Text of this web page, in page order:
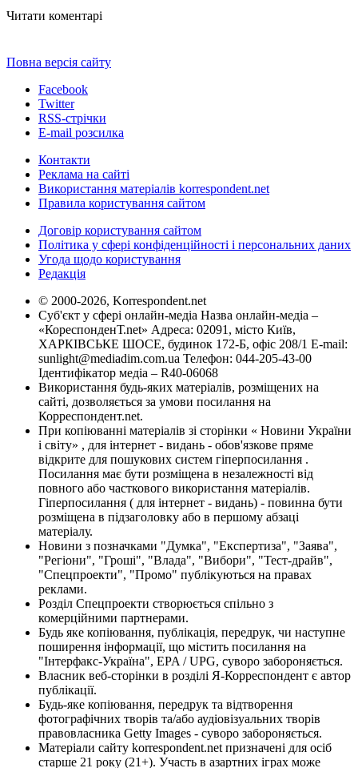
Читати коментарі
Повна версія сайту
Facebook
Twitter
RSS-стрічки
E-mail розсилка
Контакти
Реклама на сайті
Використання матеріалів korrespondent.net
Правила користування сайтом
Договір користування сайтом
Політика у сфері конфіденційності і персональних даних
Угода щодо користування
Редакція
© 2000-2026, Korrespondent.net
Суб'єкт у сфері онлайн-медіа Назва онлайн-медіа –
«КореспонденТ.net» Адреса: 02091, місто Київ,
ХАРКІВСЬКЕ ШОСЕ, будинок 172-Б, офіс 208/1 E-mail:
sunlight@mediadim.com.ua Телефон: 044-205-43-00
Ідентифікатор медіа – R40-06068
Використання будь-яких матеріалів, розміщених на
сайті, дозволяється за умови посилання на
Корреспондент.net.
При копіюванні матеріалів зі сторінки « Новини України
і світу» , для інтернет - видань - обов'язкове пряме
відкрите для пошукових систем гіперпосилання .
Посилання має бути розміщена в незалежності від
повного або часткового використання матеріалів.
Гіперпосилання ( для інтернет - видань) - повинна бути
розміщена в підзаголовку або в першому абзаці
матеріалу.
Новини з позначками "Думка", "Експертиза", "Заява",
"Регіони", "Гроші", "Влада", "Вибори", "Тест-драйв",
"Спецпроекти", "Промо" публікуються на правах
реклами.
Розділ Спецпроекти створюється спільно з
комерційними партнерами.
Будь яке копіювання, публікація, передрук, чи наступне
поширення інформації, що містить посилання на
"Інтерфакс-Україна", EPA / UPG, суворо забороняється.
Власник веб-сторінки в розділі Я-Корреспондент є автор
публікації.
Будь-яке копіювання, передрук та відтворення
фотографічних творів та/або аудіовізуальних творів
правовласника Getty Images - суворо забороняється.
Матеріали сайту korrespondent.net призначені для осіб
старше 21 року (21+). Участь в азартних іграх може